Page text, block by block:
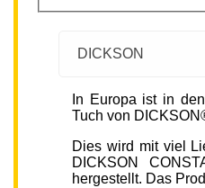
DICKSON
In Europa ist in
Tuch von
Dies wird mit viel
DICKSON
hergestellt. Das